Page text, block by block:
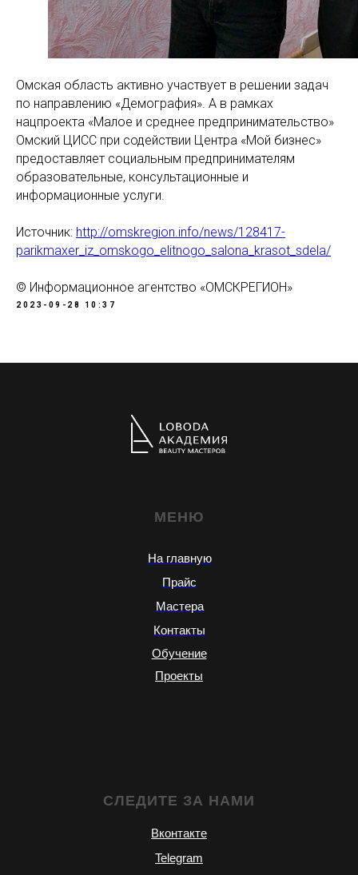
Омская область активно участвует в решении задач
по направлению «Демография». А в рамках
нацпроекта «Малое и среднее предпринимательство»
Омский ЦИСС при содействии Центра «Мой бизнес»
предоставляет социальным предпринимателям
образовательные, консультационные и
информационные услуги.
Источник: http://omskregion.info/news/128417-
parikmaxer_iz_omskogo_elitnogo_salona_krasot_sdela/
© Информационное агентство «ОМСКРЕГИОН»
2023-09-28 10:37
МЕНЮ
На главную
Прайс
Мастера
Контакты
СЛЕДИТЕ ЗА НАМИ
Обучение
Вконтакте
Telegram
Проекты